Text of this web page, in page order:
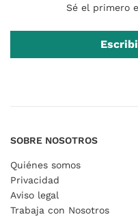
Sé el primero
SOBRE NOSOTROS
Quiénes somos
Privacidad
Aviso legal
Trabaja con Nosotros